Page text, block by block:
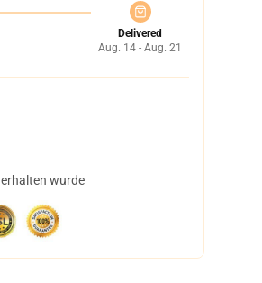
Delivered
Aug. 14 - Aug. 21
wurde